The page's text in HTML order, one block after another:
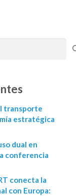
transporte
estratégica
dual en
conferencia
conecta la
con Europa: